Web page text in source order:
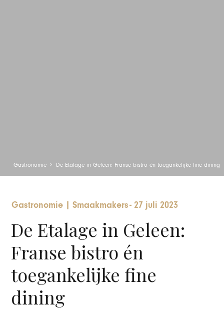
Gastronomie De Etalage in Geleen: Franse bistro én toegankelijke fine dining
Gastronomie Smaakmakers-27 juli 2023
De Etalage in Geleen:
Franse bistro én
toegankelijke fine
dining